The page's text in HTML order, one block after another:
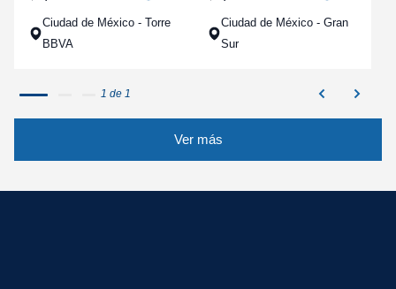
Ciudad de México - Torre
BBVA
Ciudad de México - Gran
Sur
1 de 1
Ver más